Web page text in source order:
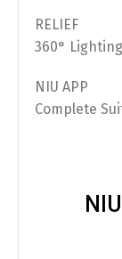
RELIEF
360°
NIU APP
Complete